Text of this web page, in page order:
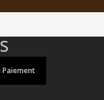
Paiement